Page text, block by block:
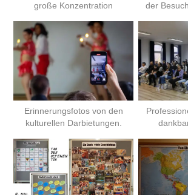
große Konzentration
der
Erinnerungsfotos von den
kulturellen Darbietungen.